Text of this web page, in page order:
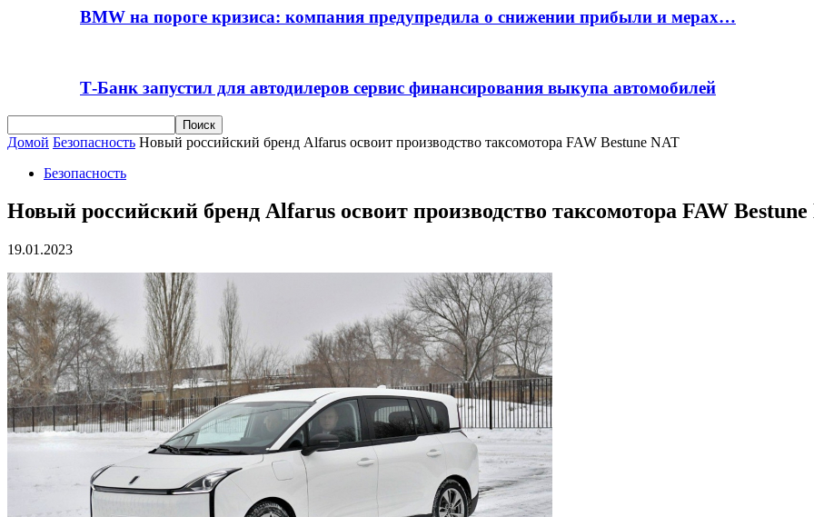
BMW на пороге кризиса: компания предупредила о снижении прибыли и мерах…
Т-Банк запустил для автодилеров сервис финансирования выкупа автомобилей
Домой Безопасность Новый российский бренд Alfarus освоит производство таксомотора FAW Bestune NAT
Безопасность
Новый российский бренд Alfarus освоит производство таксомотора FAW
19.01.2023